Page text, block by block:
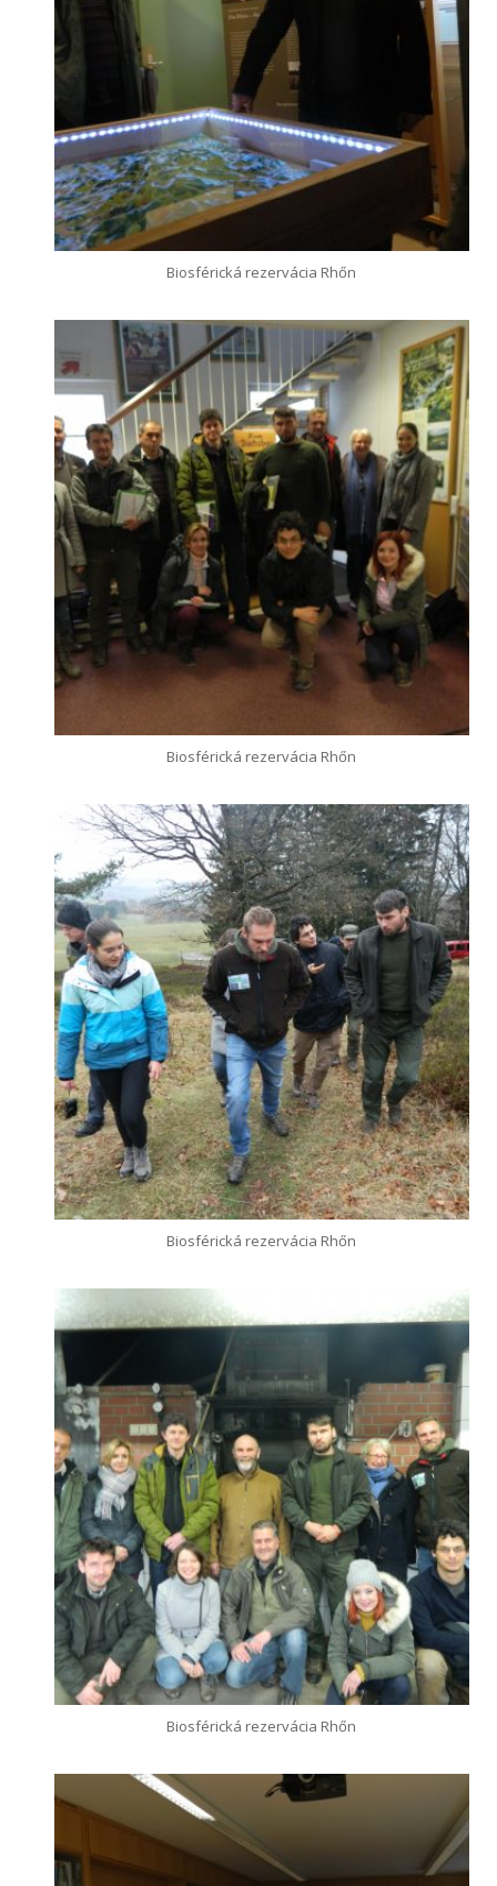
Biosférická rezervácia Rhőn
Biosférická rezervácia Rhőn
Biosférická rezervácia Rhőn
Biosférická rezervácia Rhőn